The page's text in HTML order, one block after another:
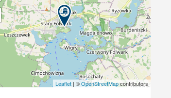
Leaflet | ©OpenStreetMapcontributors